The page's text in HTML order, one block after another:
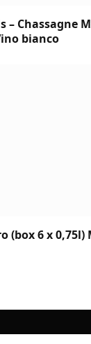
– Chassagne
bianco
(box 6 x 0,75l)